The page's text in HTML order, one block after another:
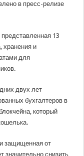
в пресс-релизе
13
хранения и
для
двух лет
бухгалтеров в
который
защищенная от
значительно снизить